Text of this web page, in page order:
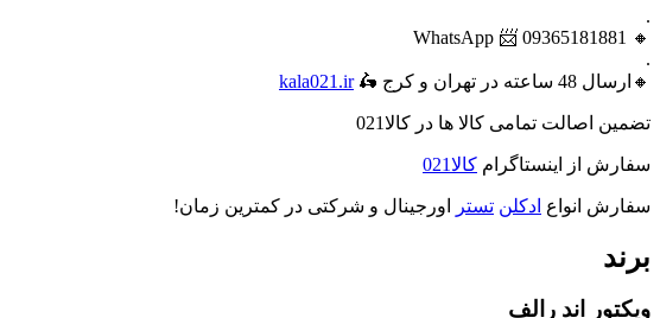
.
🔸 09365181881 📨 WhatsApp
.
🔸ارسال 48 ساعته در تهران و کرج 🛵
kala021.ir
تضمین اصالت تمامی کالا ها در کالا021
سفارش از اینستاگرام کالا021
سفارش انواع ادکلن تستر اورجینال و شرکتی در کمترین زمان!
برند
ویکتور اند رالف